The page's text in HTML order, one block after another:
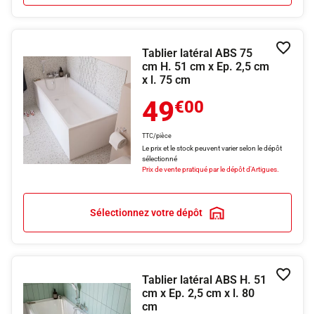
Tablier latéral ABS 75
cm H. 51 cm x Ep. 2,5 cm
x l. 75 cm
49€00
TTC/pièce
Le prix et le stock peuvent varier selon le dépôt
sélectionné
Prix de vente pratiqué par le dépôt d'Artigues.
Sélectionnez votre dépôt
Tablier latéral ABS H. 51
cm x Ep. 2,5 cm x l. 80
cm